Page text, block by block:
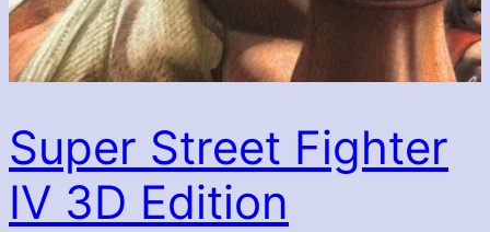
Super Street Fighter
IV 3D Edition